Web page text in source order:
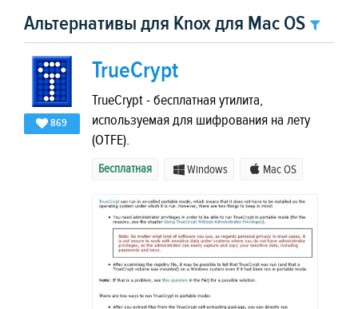
Альтернативы для Knox для Mac OS
869
TrueCrypt
TrueCrypt - бесплатная утилита,
используемая для шифрования на лету
(OTFE).
Бесплатная Windows Mac OS